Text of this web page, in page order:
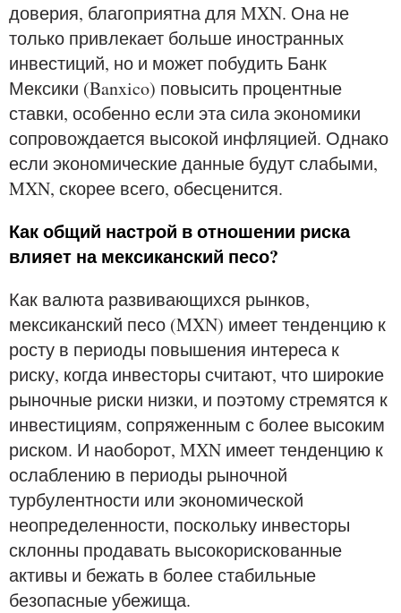
доверия, благоприятна для MXN. Она не
только привлекает больше иностранных
инвестиций, но и может побудить Банк
Мексики (Banxico) повысить процентные
ставки, особенно если эта сила экономики
сопровождается высокой инфляцией. Однако
если экономические данные будут слабыми,
MXN, скорее всего, обесценится.
Как общий настрой в отношении риска
влияет на мексиканский песо?
Как валюта развивающихся рынков,
мексиканский песо (MXN) имеет тенденцию к
росту в периоды повышения интереса к
риску, когда инвесторы считают, что широкие
рыночные риски низки, и поэтому стремятся к
инвестициям, сопряженным с более высоким
риском. И наоборот, MXN имеет тенденцию к
ослаблению в периоды рыночной
турбулентности или экономической
неопределенности, поскольку инвесторы
склонны продавать высокорискованные
активы и бежать в более стабильные
безопасные убежища.